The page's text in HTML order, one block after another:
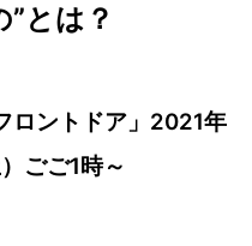
”とは？
ロントドア」2021年
ごご1時～